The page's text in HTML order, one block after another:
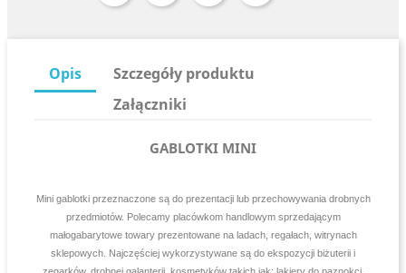
Opis
Szczegóły produktu
Załączniki
GABLOTKI MINI
Mini gablotki przeznaczone są do prezentacji lub przechowywania drobnych
przedmiotów. Polecamy placówkom handlowym sprzedającym
małogabarytowe towary prezentowane na ladach, regałach, witrynach
sklepowych. Najczęściej wykorzystywane są do ekspozycji biżuterii i